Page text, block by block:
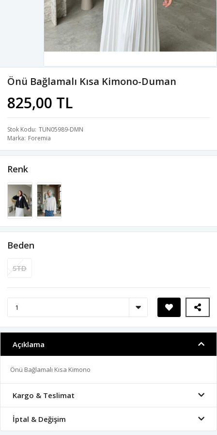
Önü Bağlamalı Kısa Kimono-Duman
825,00 TL
Stok Kodu TUN05989-DMN
Marka Foremia
Renk
Beden
STD
Açıklama
Önü Bağlamalı Kısa Kimono
Kargo & Teslimat
İptal & Değişim